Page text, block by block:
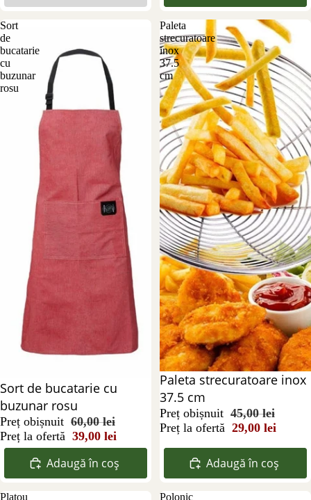
Sort
de
bucatarie
cu
buzunar
rosu
Reducere 35%
Sort de bucatarie cu
buzunar rosu
Preț obișnuit 60,00 lei
Preț la ofertă 39,00 lei
Adaugă în coș
Paleta
strecuratoare
inox
37.5
cm
Reducere 36%
Paleta strecuratoare inox
37.5 cm
Preț obișnuit 45,00 lei
Preț la ofertă 29,00 lei
Adaugă în coș
Platou
Polonic